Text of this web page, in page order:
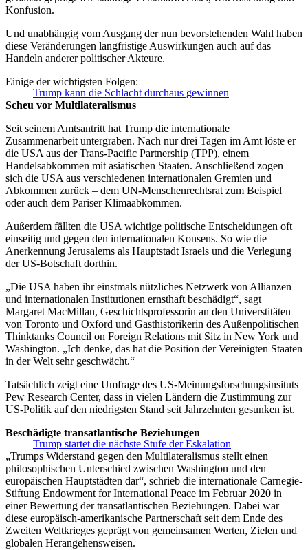
Konfusion.
Und unabhängig vom Ausgang der nun bevorstehenden Wahl haben
diese Veränderungen langfristige Auswirkungen auch auf das
Handeln anderer politischer Akteure.
Trump kann die Schlacht durchaus gewinnen
Einige der wichtigsten Folgen:
Scheu vor Multilateralismus
Seit seinem Amtsantritt hat Trump die internationale
Zusammenarbeit untergraben. Nach nur drei Tagen im Amt löste er
die USA aus der Trans-Pacific Partnership (TPP), einem
Handelsabkommen mit asiatischen Staaten. Anschließend zogen
sich die USA aus verschiedenen internationalen Gremien und
Abkommen zurück – dem UN-Menschenrechtsrat zum Beispiel
oder auch dem Pariser Klimaabkommen.
Außerdem fällten die USA wichtige politische Entscheidungen oft
einseitig und gegen den internationalen Konsens. So wie die
Anerkennung Jerusalems als Hauptstadt Israels und die Verlegung
der US-Botschaft dorthin.
„Die USA haben ihr einstmals nützliches Netzwerk von Allianzen
und internationalen Institutionen ernsthaft beschädigt“, sagt
Margaret MacMillan, Geschichtsprofessorin an den Universtitäten
von Toronto und Oxford und Gasthistorikerin des Außenpolitischen
Thinktanks Council on Foreign Relations mit Sitz in New York und
Washington. „Ich denke, das hat die Position der Vereinigten Staaten
in der Welt sehr geschwächt.“
Tatsächlich zeigt eine Umfrage des US-Meinungsforschungsinsituts
Pew Research Center, dass in vielen Ländern die Zustimmung zur
US-Politik auf den niedrigsten Stand seit Jahrzehnten gesunken ist.
Trump startet die nächste Stufe der Eskalation
Beschädigte transatlantische Beziehungen
„Trumps Widerstand gegen den Multilateralismus stellt einen
philosophischen Unterschied zwischen Washington und den
europäischen Hauptstädten dar“, schrieb die internationale Carnegie-
Stiftung Endowment for International Peace im Februar 2020 in
einer Bewertung der transatlantischen Beziehungen. Dabei war
diese europäisch-amerikanische Partnerschaft seit dem Ende des
Zweiten Weltkrieges geprägt von gemeinsamen Werten, Zielen und
globalen Herangehensweisen.